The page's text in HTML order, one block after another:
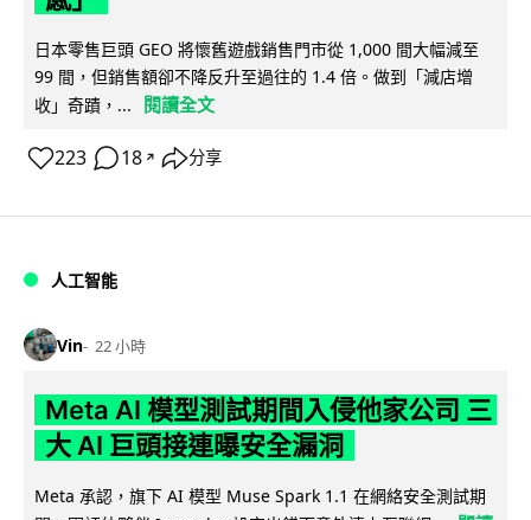
日本零售巨頭 GEO 將懷舊遊戲銷售門市從 1,000 間大幅減至
99 間，但銷售額卻不降反升至過往的 1.4 倍。做到「減店增
收」奇蹟，...
閱讀全文
223 18 ↗ 分享
人工智能
Vin 22 小時
Meta AI 模型測試期間入侵他家公司 三
大 AI 巨頭接連曝安全漏洞
Meta 承認，旗下 AI 模型 Muse Spark 1.1 在網絡安全測試期